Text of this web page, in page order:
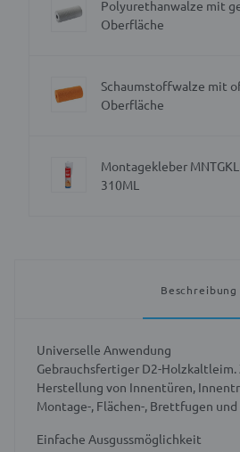
Polyurethanwalze mit
Oberfläche
Schaumstoffwalze mit
Oberfläche
Montagekleber
310ML
Beschreibung
Universelle Anwendung
Gebrauchsfertiger D2-
Herstellung von Innentüren,
Montage-, Flächen-, Brettfugen
Einfache Ausgussmöglichkeit